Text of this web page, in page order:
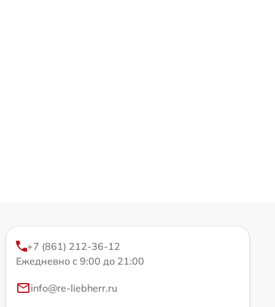
+7 (861) 212-36-12
Ежедневно с 9:00 до 21:00
info@re-liebherr.ru